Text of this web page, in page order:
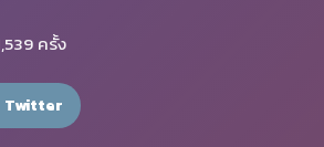
ครั้ง
Twitter